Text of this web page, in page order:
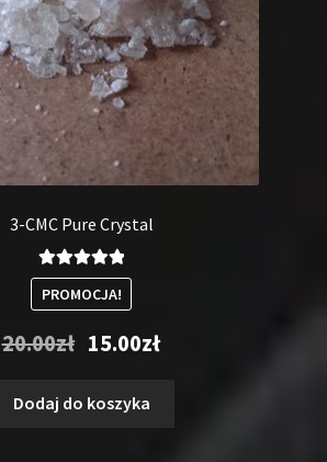
3-CMC Pure Crystal
Oceniono
5.00na 5
PROMOCJA!
20.00zł Pierwotna
wynosiła:
20.00zł.
15.00złAktualna
Dodaj do koszyka